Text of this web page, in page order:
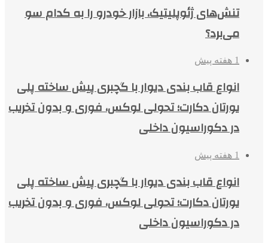
تنش‌های ژئوپلیتیک، بازار خودرو را به کدام سو
می‌برد؟
1 هفته پیش
انواع قاب بندی دیوار با گچبری پیش ساخته پلی
یورتان دکارت؛ تحولی لوکس، فوری و بدون تخریب
در دکوراسیون داخلی
1 هفته پیش
انواع قاب بندی دیوار با گچبری پیش ساخته پلی
یورتان دکارت؛ تحولی لوکس، فوری و بدون تخریب
در دکوراسیون داخلی